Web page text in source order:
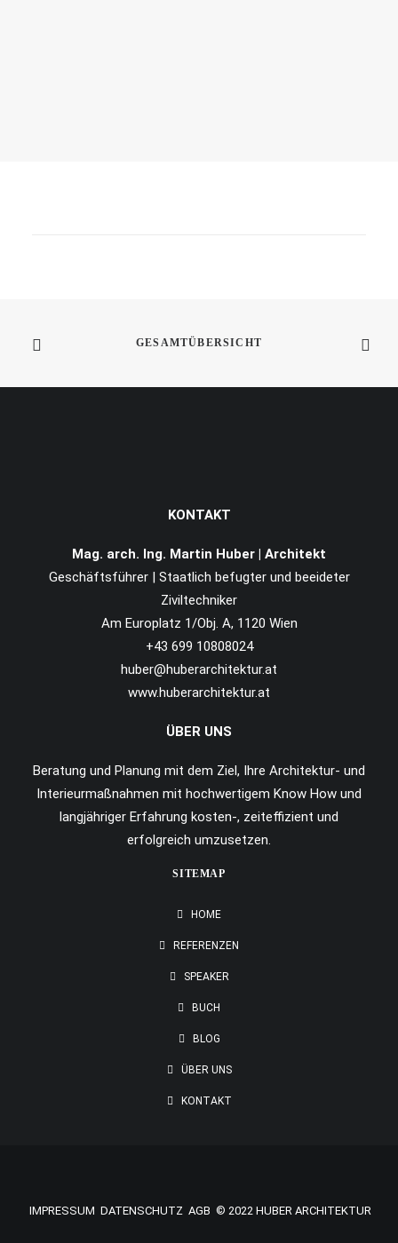
GESAMTÜBERSICHT
KONTAKT
Mag. arch. Ing. Martin Huber | Architekt
Geschäftsführer | Staatlich befugter und beeideter
Ziviltechniker
Am Europlatz 1/Obj. A, 1120 Wien
+43 699 10808024
huber@huberarchitektur.at
www.huberarchitektur.at
ÜBER UNS
Beratung und Planung mit dem Ziel, Ihre Architektur- und
Interieurmaßnahmen mit hochwertigem Know How und
langjähriger Erfahrung kosten-, zeiteffizient und
erfolgreich umzusetzen.
SITEMAP
HOME
REFERENZEN
SPEAKER
BUCH
BLOG
ÜBER UNS
KONTAKT
IMPRESSUM DATENSCHUTZ AGB © 2022 HUBER ARCHITEKTUR